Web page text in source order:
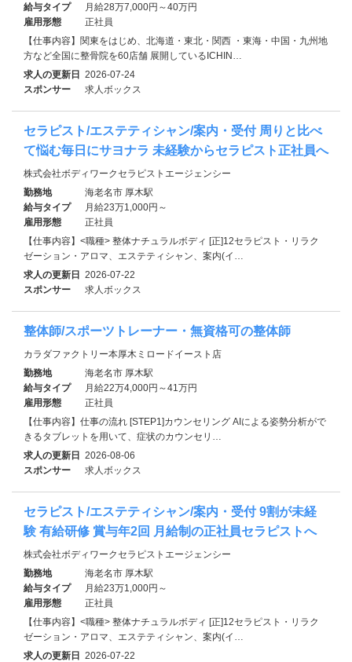
給与タイプ
月給28万7,000円～40万円
雇用形態
正社員
【仕事内容】関東をはじめ、北海道・東北・関西 ・東海・中国・九州地
方など全国に整骨院を60店舗 展開しているICHIN…
求人の更新日 2026-07-24
スポンサー
求人ボックス
セラピスト/エステティシャン/案内・受付 周りと比べ
て悩む毎日にサヨナラ 未経験からセラピスト正社員へ
株式会社ボディワークセラピストエージェンシー
勤務地
海老名市 厚木駅
給与タイプ
月給23万1,000円～
雇用形態
正社員
【仕事内容】<職種> 整体ナチュラルボディ [正]12セラピスト・リラク
ゼーション・アロマ、エステティシャン、案内(イ…
求人の更新日 2026-07-22
スポンサー
求人ボックス
整体師/スポーツトレーナー・無資格可の整体師
カラダファクトリー本厚木ミロードイースト店
勤務地
海老名市 厚木駅
給与タイプ
月給22万4,000円～41万円
雇用形態
正社員
【仕事内容】仕事の流れ [STEP1]カウンセリング AIによる姿勢分析がで
きるタブレットを用いて、症状のカウンセリ…
求人の更新日 2026-08-06
スポンサー
求人ボックス
セラピスト/エステティシャン/案内・受付 9割が未経
験 有給研修 賞与年2回 月給制の正社員セラピストへ
株式会社ボディワークセラピストエージェンシー
勤務地
海老名市 厚木駅
給与タイプ
月給23万1,000円～
雇用形態
正社員
【仕事内容】<職種> 整体ナチュラルボディ [正]12セラピスト・リラク
ゼーション・アロマ、エステティシャン、案内(イ…
求人の更新日 2026-07-22